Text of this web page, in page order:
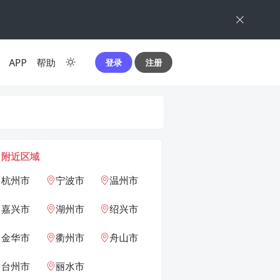
APP 帮助 登录 注册
附近区域
杭州市
宁波市 温州市
嘉兴市 湖州市 绍兴市
金华市 衢州市 舟山市
台州市 丽水市